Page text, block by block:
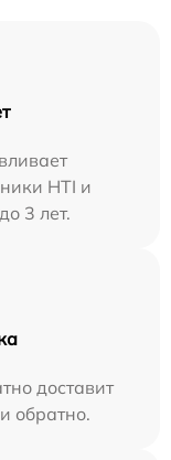
HTI и
3 лет.
доставит
обратно.